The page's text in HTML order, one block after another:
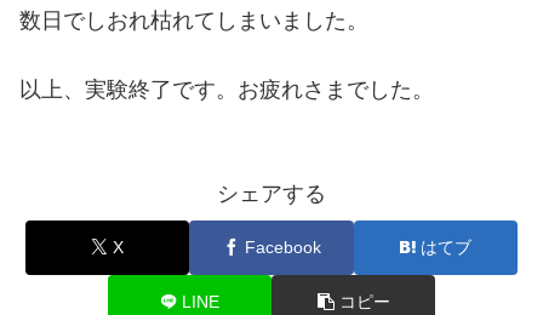
数日でしおれ枯れてしまいました。
以上、実験終了です。お疲れさまでした。
シェアする
X Facebook はてブ
LINE コピー